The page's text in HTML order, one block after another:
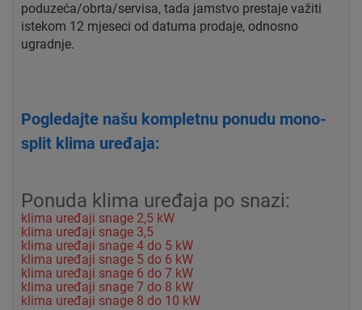
poduzeća/obrta/servisa, tada jamstvo prestaje važiti
istekom 12 mjeseci od datuma prodaje, odnosno
ugradnje.
Pogledajte našu kompletnu ponudu mono-
split klima uređaja:
Ponuda klima uređaja po snazi:
klima uređaji snage 2,5 kW
klima uređaji snage 3,5
klima uređaji snage 4 do 5 kW
klima uređaji snage 5 do 6 kW
klima uređaji snage 6 do 7 kW
klima uređaji snage 7 do 8 kW
klima uređaji snage 8 do 10 kW